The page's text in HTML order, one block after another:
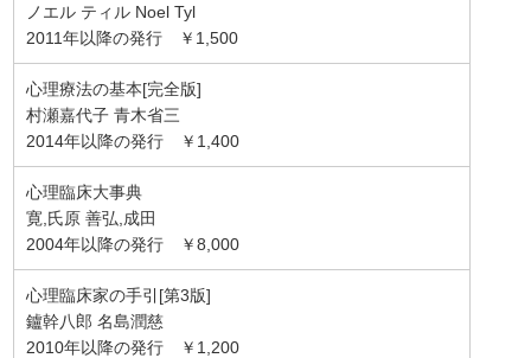
ノエル ティル Noel Tyl
2011年以降の発行 ￥1,500
心理療法の基本[完全版]
村瀬嘉代子 青木省三
2014年以降の発行 ￥1,400
心理臨床大事典
寛,氏原 善弘,成田
2004年以降の発行 ￥8,000
心理臨床家の手引[第3版]
鑪幹八郎 名島潤慈
2010年以降の発行 ￥1,200